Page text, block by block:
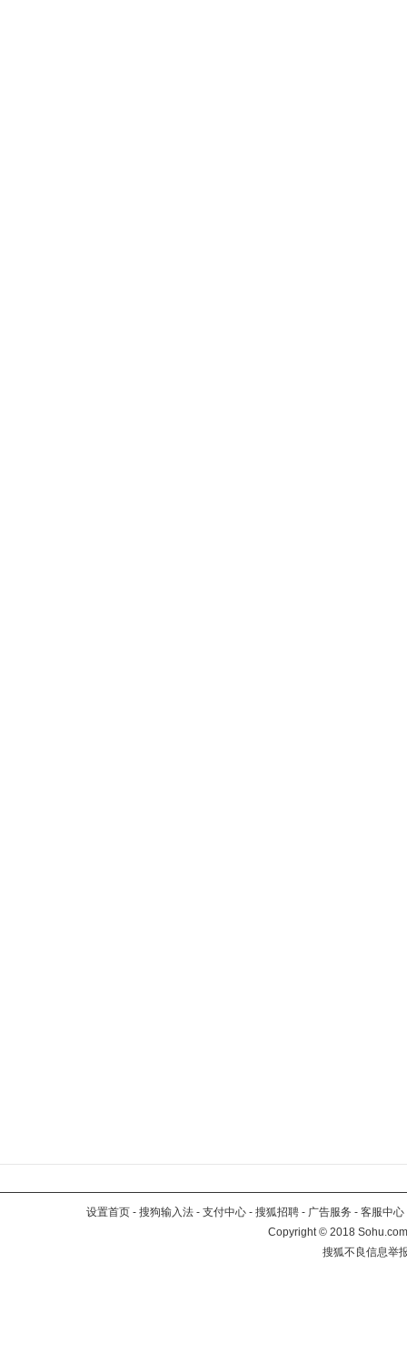
设置首页 - 搜狗输入法 - 支付中心 - 搜狐招聘 - 广告服务 - 客服中心
Copyright©2018
搜狐不良信息举